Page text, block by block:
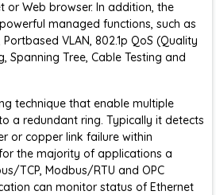
or Web browser. In addition, the
managed functions, such as
VLAN, 802.1p QoS (Quality
Spanning Tree, Cable Testing and
technique that enable multiple
a redundant ring. Typically it detects
or copper link failure within
the majority of applications a
TCP, Modbus/RTU and OPC
can monitor status of Ethernet